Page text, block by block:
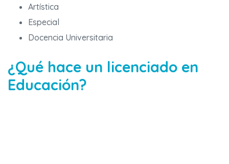
Artística
Especial
Docencia Universitaria
¿Qué hace un licenciado en
Educación?